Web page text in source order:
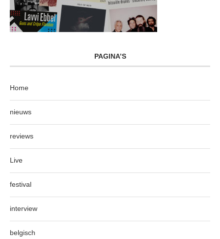
PAGINA’S
Home
nieuws
reviews
Live
festival
interview
belgisch